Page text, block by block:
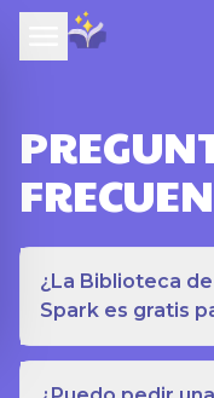
¿La Biblioteca
Spark es gratis